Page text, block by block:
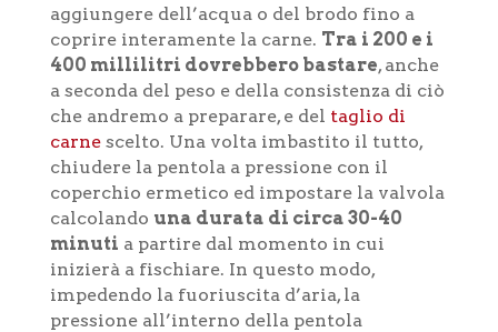
aggiungere dell’acqua o del brodo fino a
coprire interamente la carne. Tra i 200 e i
400 millilitri dovrebbero bastare, anche
a seconda del peso e della consistenza di ciò
che andremo a preparare, e del taglio di
carnescelto. Una volta imbastito il tutto,
chiudere la pentola a pressione con il
coperchio ermetico ed impostare la valvola
calcolando una durata di circa 30-40
minuti a partire dal momento in cui
inizierà a fischiare. In questo modo,
impedendo la fuoriuscita d’aria, la
pressione all’interno della pentola